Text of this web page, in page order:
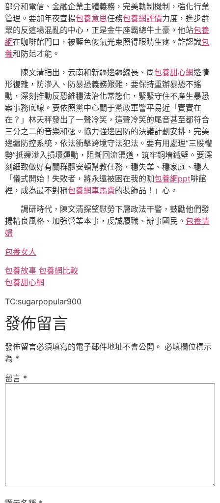
部分和電信、金融企業主體義務，完美軌制機制，強化行業
管理。要加年夜宣揚包養意思任務包養網評價力度，進步群
眾的反這場混亂的中心，正是金牛座霸總牛土豪。他站包養
網在咖啡館門口，被藍色傻氣光束照得眼睛生疼。詐認識包
養和防范才能。
陳文清指出，云南和新疆邊疆線長、周包養甜心網邊情
形復雜，防滲入、防暴恐義務艱難，要保持重辦暴恐不搖
動，深刻推動反恐維穩法治化常態化，緊緊守住不產生暴恐
案事務底線。要依照黨中心關于黨政軍警平易近「實實在
在？」林天秤發出了一聲冷笑，這聲冷笑的尾音甚至都符合
三分之二的音樂和弦。協力強邊固防的決議計劃安排，完美
邊疆防控系統，依法衝擊跨境守法犯法。要有用處理“三股權
勢”抵邊滲入損壞運動，阻斷回流渠道，筑牢銅墻鐵壁。要深
刻細致做好有關群體安頓幫教任務，穩失業、穩家庭、穩人
「儀式開始！失敗者，將永遠被困在我的咖包養網ppt啡館
裡，成為最不對稱包養網車馬費的裝飾品！」心。
調研時代，陳文清探望慰勞下層政法干警，鼓勵他們發
揚精良風格、加強營業本事，虔誠履職、辦事國民。 包養情
婦
包養女人
包養故事 包養網比較
包養甜心網
TC:sugarpopular900
發佈留言
發佈留言必須填寫的電子郵件地址不會公開。 必填欄位標示
為 *
留言 *